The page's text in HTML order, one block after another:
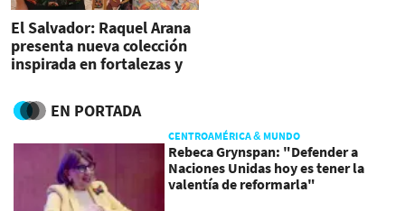
El Salvador: Raquel Arana
presenta nueva colección
inspirada en fortalezas y
EN PORTADA
CENTROAMÉRICA & MUNDO
Rebeca Grynspan: "Defender a
Naciones Unidas hoy es tener la
valentía de reformarla"